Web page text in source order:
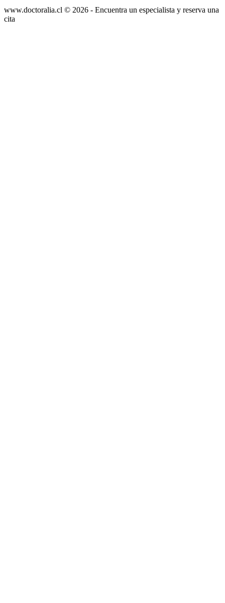
www.doctoralia.cl © 2026 - Encuentra un especialista y reserva una
cita